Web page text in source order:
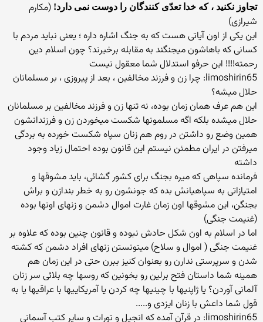
تجاوز نکنید ، که خدا تعدّی کنندگان را دوست نمی دارد! (مکارم
شیرازی)
این یکی از اون آیاتی هست که به جنگ اشاره داره ؛ یعنی نباید مردم با
کسانی که باهاشون میجنگند به مقابله برخیرند؟ چون اسلام دین
رحمته!!!! این حرفو استدلال شما معقول نیست
limoshirin65: چرا زن و فرزند مخالفین ، بعد از پیروزی ، بر مسلمانان
حلال میشه؟
این هم عرف همان زمان بوده، نه تنها زن و فرزند مخالفین بر مسلمانان
حلال میشده بلکه اگه مسلمونها شکست میخوردن زن و فرزندانشون
همین وضع رو داشتن در روم هم زنان سپاه شکست خورده به بردگی
میرفتن در ایران مطمئن نیستم این قانون بوده احتمال زیاد وجود
داشته
فرمانده سپاهی که میره بجنگ برای کشور گشائی، باید مشوقها و
امتیازاتی به سپاهیانش بده که جونشون رو به خطر بندازن و براش
بجنگن، این مشوقها اون زمان غارت اموال دشمن و زنهای اونها بوده
(غنیمت جنگی)
اما در اسلام به اون شکل حادش نبوده و قانون چنین بوده که علاوه بر
غنیمت جنگی ( اموال و سلاح) میتونستن زنهای افراد دشمن که کشته
شدن و سرپرستی ندارن رو بعنوان کنیز ببرن حتی در این زمان هم
همینه شما داستان فتح برلین رو بخونین که روسها چه بلائی سر زنان
آلمانی آوردن؟ یا ژاپنیها با چینیها چه کردن یا آمریکاییها با عراقیها یا به
قول شما داعش با زنان ایزدی و.....
limoshirin65: در قرآن آمده که انجیل و تورات و سایر کتب آسمانی